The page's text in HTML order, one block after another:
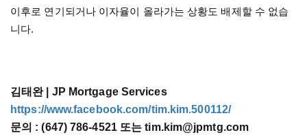
이후로 연기되거나 이자율이 올라가는 상황도 배제할 수 없습
니다.
김태완 | JP Mortgage Services
https://www.facebook.com/tim.kim.500112/
문의 : (647) 786-4521 또는 tim.kim@jpmtg.com